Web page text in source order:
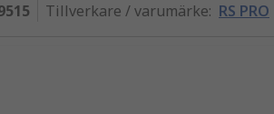
Tillverkare / varumärke: RS PRO